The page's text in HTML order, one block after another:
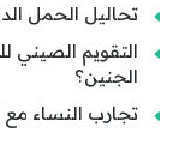
تحاليل الحمل
الجنين؟
تجارب النساء